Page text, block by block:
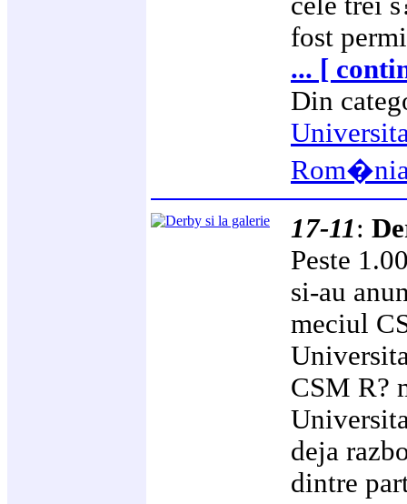
fost
... [
Din
17-11:
Peste
si-au
meciul
CSM R?
deja
dintre